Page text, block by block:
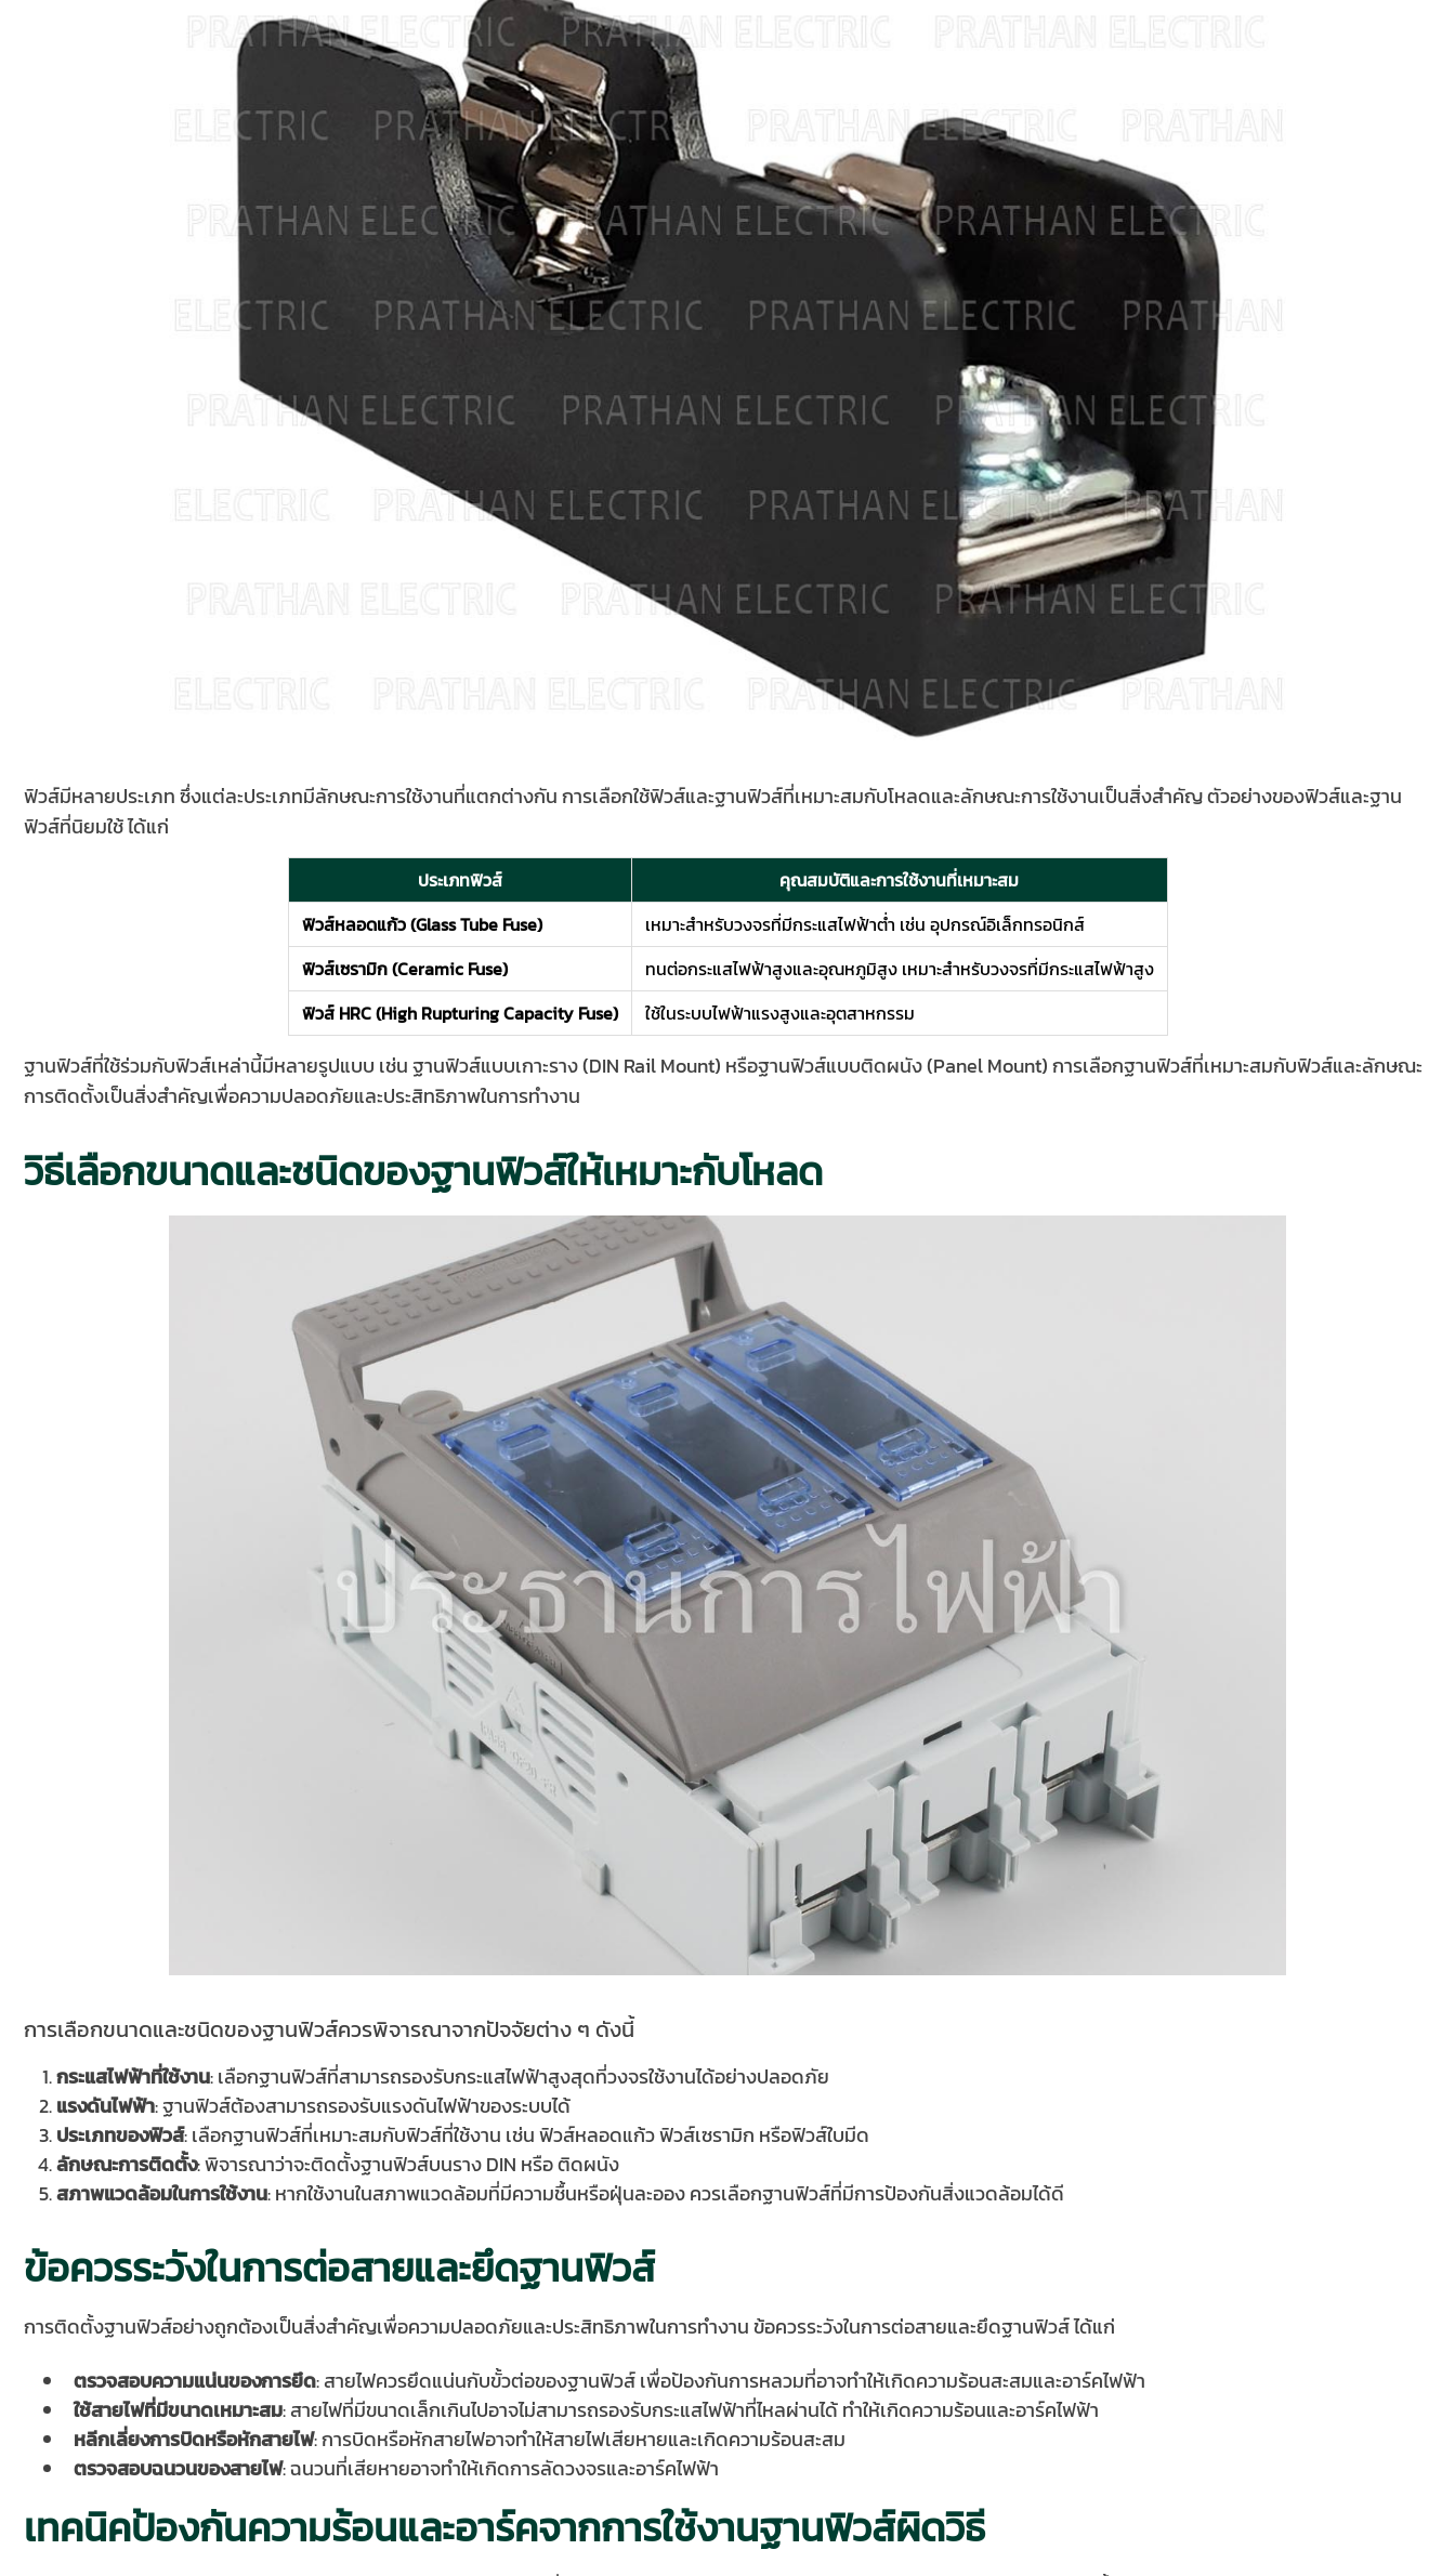
ฟิวส์มีหลายประเภท ซึ่งแต่ละประเภทมีลักษณะการใช้งานที่แตกต่างกัน การเลือกใช้ฟิวส์และฐานฟิวส์ที่เหมาะสมกับโหลดและลักษณะการใช้งานเป็นสิ่งสำคัญ ตัวอย่างของฟิวส์และฐาน
ฟิวส์ที่นิยมใช้ ได้แก่
ประเภทฟิวส์
คุณสมบัติและการใช้งานที่เหมาะสม
ฟิวส์หลอดแก้ว (Glass Tube Fuse)
เหมาะสำหรับวงจรที่มีกระแสไฟฟ้าต่ำ เช่น อุปกรณ์อิเล็กทรอนิกส์
ฟิวส์เซรามิก (Ceramic Fuse)
ทนต่อกระแสไฟฟ้าสูงและอุณหภูมิสูง เหมาะสำหรับวงจรที่มีกระแสไฟฟ้าสูง
ฟิวส์ HRC (High Rupturing Capacity Fuse)
ใช้ในระบบไฟฟ้าแรงสูงและอุตสาหกรรม
ฐานฟิวส์ที่ใช้ร่วมกับฟิวส์เหล่านี้มีหลายรูปแบบ เช่น ฐานฟิวส์แบบเกาะราง (DIN Rail Mount) หรือฐานฟิวส์แบบติดผนัง (Panel Mount) การเลือกฐานฟิวส์ที่เหมาะสมกับฟิวส์และลักษณะ
การติดตั้งเป็นสิ่งสำคัญเพื่อความปลอดภัยและประสิทธิภาพในการทำงาน
วิธีเลือกขนาดและชนิดของฐานฟิวส์ให้เหมาะกับโหลด
การเลือกขนาดและชนิดของฐานฟิวส์ควรพิจารณาจากปัจจัยต่าง ๆ ดังนี้
กระแสไฟฟ้าที่ใช้งาน: เลือกฐานฟิวส์ที่สามารถรองรับกระแสไฟฟ้าสูงสุดที่วงจรใช้งานได้อย่างปลอดภัย
แรงดันไฟฟ้า: ฐานฟิวส์ต้องสามารถรองรับแรงดันไฟฟ้าของระบบได้
ประเภทของฟิวส์: เลือกฐานฟิวส์ที่เหมาะสมกับฟิวส์ที่ใช้งาน เช่น ฟิวส์หลอดแก้ว ฟิวส์เซรามิก หรือฟิวส์ใบมีด
ลักษณะการติดตั้ง: พิจารณาว่าจะติดตั้งฐานฟิวส์บนราง DIN หรือ ติดผนัง
สภาพแวดล้อมในการใช้งาน: หากใช้งานในสภาพแวดล้อมที่มีความชื้นหรือฝุ่นละออง ควรเลือกฐานฟิวส์ที่มีการป้องกันสิ่งแวดล้อมได้ดี
ข้อควรระวังในการต่อสายและยึดฐานฟิวส์
การติดตั้งฐานฟิวส์อย่างถูกต้องเป็นสิ่งสำคัญเพื่อความปลอดภัยและประสิทธิภาพในการทำงาน ข้อควรระวังในการต่อสายและยึดฐานฟิวส์ ได้แก่
ตรวจสอบความแน่นของการยึด: สายไฟควรยึดแน่นกับขั้วต่อของฐานฟิวส์ เพื่อป้องกันการหลวมที่อาจทำให้เกิดความร้อนสะสมและอาร์คไฟฟ้า
ใช้สายไฟที่มีขนาดเหมาะสม: สายไฟที่มีขนาดเล็กเกินไปอาจไม่สามารถรองรับกระแสไฟฟ้าที่ไหลผ่านได้ ทำให้เกิดความร้อนและอาร์คไฟฟ้า
หลีกเลี่ยงการบิดหรือหักสายไฟ: การบิดหรือหักสายไฟอาจทำให้สายไฟเสียหายและเกิดความร้อนสะสม
ตรวจสอบฉนวนของสายไฟ: ฉนวนที่เสียหายอาจทำให้เกิดการลัดวงจรและอาร์คไฟฟ้า
เทคนิคป้องกันความร้อนและอาร์คจากการใช้งานฐานฟิวส์ผิดวิธี